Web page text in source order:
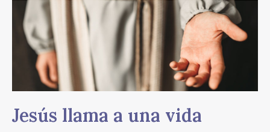
Jesús llama a una vida
Jesús
llama